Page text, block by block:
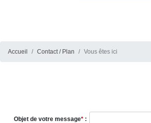
Accueil Contact / Plan Vous êtes ici
Objet de votre message* :